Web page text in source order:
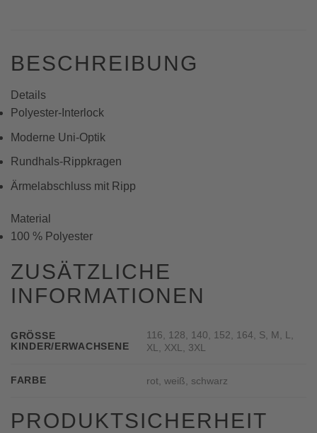
BESCHREIBUNG
Details
Polyester-Interlock
Moderne Uni-Optik
Rundhals-Rippkragen
Ärmelabschluss mit Ripp
Material
100 % Polyester
ZUSÄTZLICHE
INFORMATIONEN
GRÖSSE K
INDER/ERWACHSENE
116, 128, 140, 152, 164, S, M, L,
XL, XXL, 3XL
FARBE rot, weiß, schwarz
PRODUKTSICHERHEIT